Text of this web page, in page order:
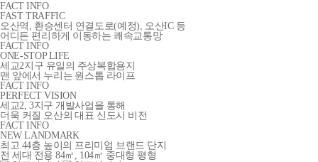
FACT INFO
FAST TRAFFIC
오산역, 환승센터 연결도로(예정), 오산IC 등
어디든 편리하게 이동하는 쾌속교통망
FACT INFO
ONE-STOP LIFE
세교2지구 유일의 주상복합용지
맨 앞에서 누리는 원스톱 라이프
FACT INFO
PERFECT VISION
세교2, 3지구 개발사업을 통해
더욱 커질 오산의 대표 신도시 비전
FACT INFO
NEW LANDMARK
최고 44층 높이의 프리미엄 브랜드 단지
전 세대 전용 84㎡, 104㎡ 중대형 평형